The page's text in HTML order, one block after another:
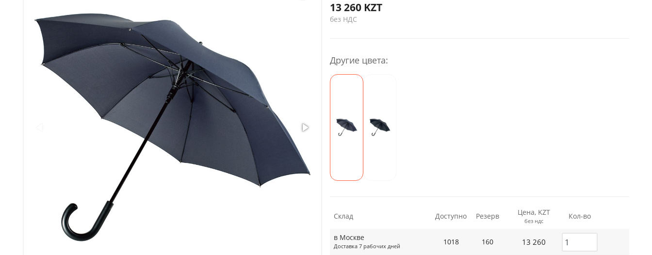
Ежедневники
Новогодние подарки
Сувениры к
праздникам
Съедобные подарки с
логотипом
13 260 KZT
без НДС
Другие цвета:
Склад Доступно Резерв Цена, KZT
без ндс Кол-во
в Москве
Доставка 7 рабочих дней 1018 160 13 260